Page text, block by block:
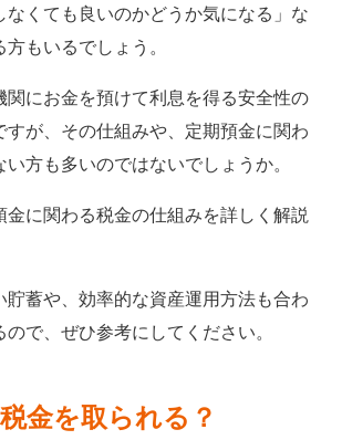
なくても良いのかどうか気になる」な
もいるでしょう。
関にお金を預けて利息を得る安全性の
すが、その仕組みや、定期預金に関わ
方も多いのではないでしょうか。
金に関わる税金の仕組みを詳しく解説
貯蓄や、効率的な資産運用方法も合わ
で、ぜひ参考にしてください。
金を取られる？